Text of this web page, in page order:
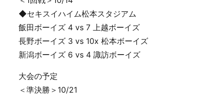
◆セキスイハイム松本スタジアム
飯田ボーイズ 4 vs 7 上越ボーイズ
長野ボーイズ 3 vs 10x 松本ボーイズ
新潟ボーイズ 6 vs 4 諏訪ボーイズ
大会の予定
＜準決勝＞10/21